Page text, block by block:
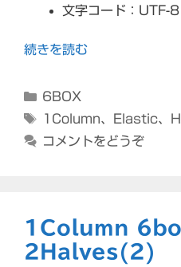
文字コード：UTF-8
続きを読む
カ
テ
6BOX
タ
グ
1Column、 Elastic、
コメントをどうぞ
1Column
2Halves(2)